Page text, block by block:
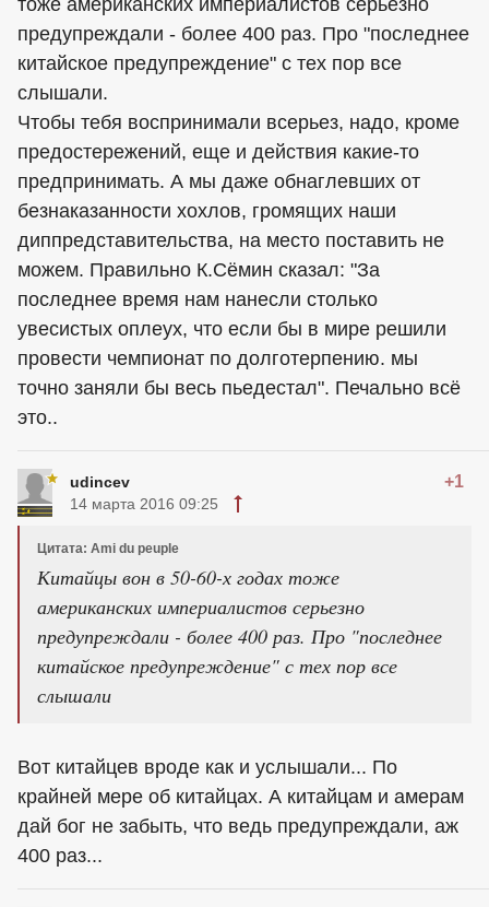
тоже американских империалистов серьезно
предупреждали - более 400 раз. Про "последнее
китайское предупреждение" с тех пор все
слышали.
Чтобы тебя воспринимали всерьез, надо, кроме
предостережений, еще и действия какие-то
предпринимать. А мы даже обнаглевших от
безнаказанности хохлов, громящих наши
диппредставительства, на место поставить не
можем. Правильно К.Сёмин сказал: "За
последнее время нам нанесли столько
увесистых оплеух, что если бы в мире решили
провести чемпионат по долготерпению. мы
точно заняли бы весь пьедестал". Печально всё
это..
udincev +1
14 марта 2016 09:25
Цитата: Ami du peuple
Китайцы вон в 50-60-х годах тоже
американских империалистов серьезно
предупреждали - более 400 раз. Про "последнее
китайское предупреждение" с тех пор все
слышали
Вот китайцев вроде как и услышали... По
крайней мере об китайцах. А китайцам и амерам
дай бог не забыть, что ведь предупреждали, аж
400 раз...